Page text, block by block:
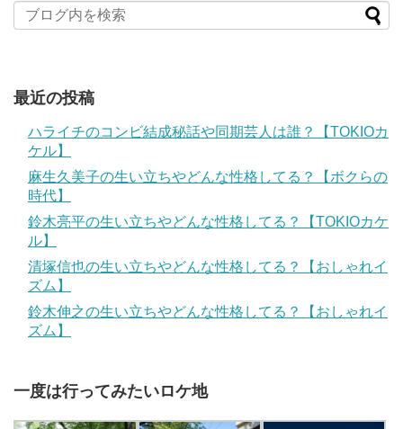
最近の投稿
ハライチのコンビ結成秘話や同期芸人は誰？【TOKIOカ
ケル】
麻生久美子の生い立ちやどんな性格してる？【ボクらの
時代】
鈴木亮平の生い立ちやどんな性格してる？【TOKIOカケ
ル】
清塚信也の生い立ちやどんな性格してる？【おしゃれイ
ズム】
鈴木伸之の生い立ちやどんな性格してる？【おしゃれイ
ズム】
一度は行ってみたいロケ地